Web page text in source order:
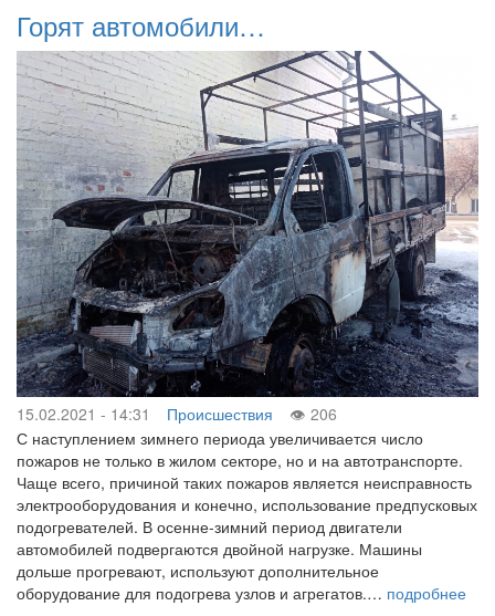
Горят автомобили…
15.02.2021 - 14:31 Происшествия
206
С наступлением зимнего периода увеличивается число
пожаров не только в жилом секторе, но и на автотранспорте.
Чаще всего, причиной таких пожаров является неисправность
электрооборудования и конечно, использование предпусковых
подогревателей. В осенне-зимний период двигатели
автомобилей подвергаются двойной нагрузке. Машины
дольше прогревают, используют дополнительное
оборудование для подогрева узлов и агрегатов.… подробнее